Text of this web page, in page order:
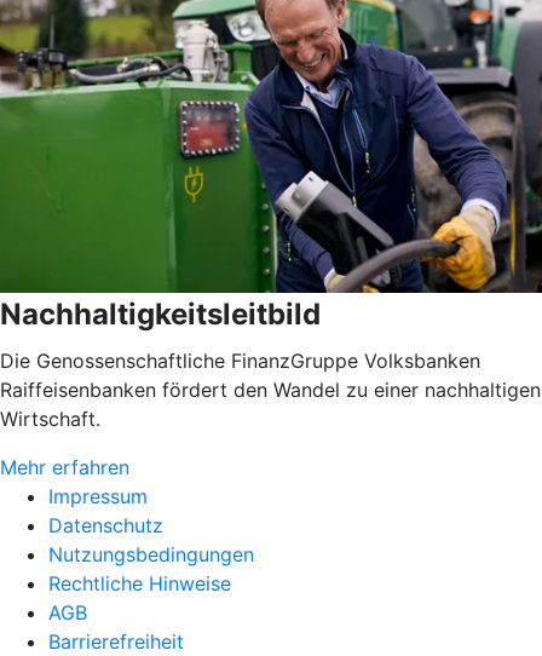
Nachhaltigkeitsleitbild
Die Genossenschaftliche FinanzGruppe Volksbanken
Raiffeisenbanken fördert den Wandel zu einer nachhaltigen
Wirtschaft.
Mehr erfahren
Impressum
Datenschutz
Nutzungsbedingungen
Rechtliche Hinweise
AGB
Barrierefreiheit